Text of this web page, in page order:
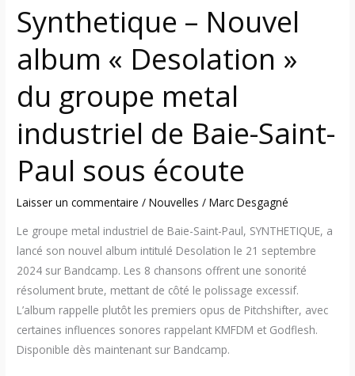
Synthetique – Nouvel
album « Desolation »
du groupe metal
industriel de Baie-Saint-
Paul sous écoute
Laisser un commentaire /Nouvelles /Marc Desgagné
Le groupe metal industriel de Baie-Saint-Paul, SYNTHETIQUE, a
lancé son nouvel album intitulé Desolation le 21 septembre
2024 sur Bandcamp. Les 8 chansons offrent une sonorité
résolument brute, mettant de côté le polissage excessif.
L’album rappelle plutôt les premiers opus de Pitchshifter, avec
certaines influences sonores rappelant KMFDM et Godflesh.
Disponible dès maintenant sur Bandcamp.
Saint-
Paul
sous